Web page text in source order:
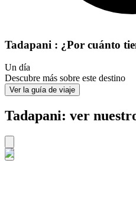
Tadapani : ¿Por cuánto
Un día
Descubre más sobre este destino
Ver la guía de viaje
Tadapani: ver